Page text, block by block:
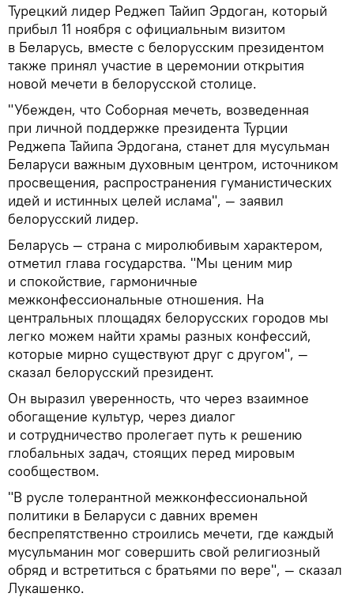
Турецкий лидер Реджеп Тайип Эрдоган, который
прибыл 11 ноября с официальным визитом
в Беларусь, вместе с белорусским президентом
также принял участие в церемонии открытия
новой мечети в белорусской столице.
"Убежден, что Соборная мечеть, возведенная
при личной поддержке президента Турции
Реджепа Тайипа Эрдогана, станет для мусульман
Беларуси важным духовным центром, источником
просвещения, распространения гуманистических
идей и истинных целей ислама", — заявил
белорусский лидер.
Беларусь — страна с миролюбивым характером,
отметил глава государства. "Мы ценим мир
и спокойствие, гармоничные
межконфессиональные отношения. На
центральных площадях белорусских городов мы
легко можем найти храмы разных конфессий,
которые мирно существуют друг с другом", —
сказал белорусский президент.
Он выразил уверенность, что через взаимное
обогащение культур, через диалог
и сотрудничество пролегает путь к решению
глобальных задач, стоящих перед мировым
сообществом.
"В русле толерантной межконфессиональной
политики в Беларуси с давних времен
беспрепятственно строились мечети, где каждый
мусульманин мог совершить свой религиозный
обряд и встретиться с братьями по вере", — сказал
Лукашенко.